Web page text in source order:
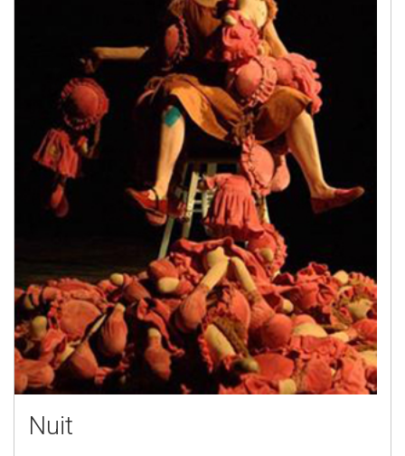
Nuit